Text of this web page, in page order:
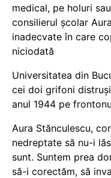
medical, pe holuri
consilierul școlar
inadecvate în care
niciodată
Universitatea din
cei doi grifoni
anul 1944 pe
Aura Stănculescu,
nedreptate să nu-i
sunt. Suntem prea
să-i corectăm, să